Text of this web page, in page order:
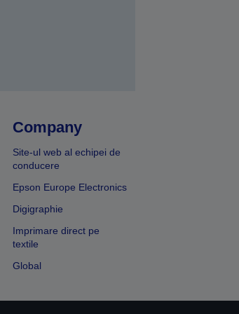
Company
Site-ul web al echipei de
conducere
Epson Europe Electronics
Digigraphie
Imprimare direct pe
textile
Global